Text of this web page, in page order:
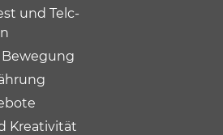
und Telc-
Kreativität